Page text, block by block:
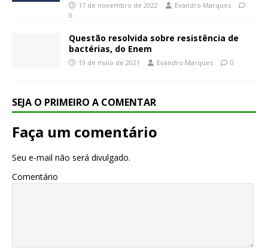
17 de novembro de 2022
Evandro Marques
0
Questão resolvida sobre resistência de
bactérias, do Enem
19 de maio de 2021 Evandro Marques 0
SEJA O PRIMEIRO A COMENTAR
Faça um comentário
Seu e-mail não será divulgado.
Comentário